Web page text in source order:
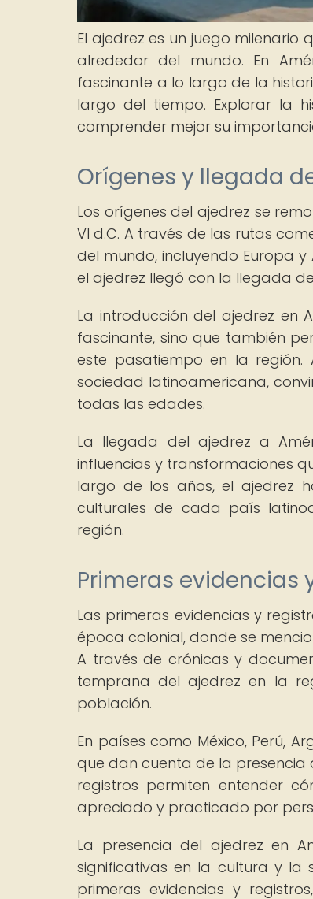
El ajedrez es un juego
alrededor del mundo. En
fascinante a lo largo de la
largo del tiempo. Explorar la
comprender mejor su
Orígenes y llegada
Los orígenes del ajedrez se
VI d.C. A través de las rutas
del mundo, incluyendo Europa
el ajedrez llegó con la llegada
La introducción del ajedrez en
fascinante, sino que también
este pasatiempo en la
sociedad latinoamericana,
todas las edades.
La llegada del ajedrez a
influencias y transformaciones
largo de los años, el ajedrez
culturales de cada país
región.
Primeras evidencias
Las primeras evidencias y
época colonial, donde se
A través de crónicas y
temprana del ajedrez en la
población.
En países como México, Perú,
que dan cuenta de la presencia
registros permiten entender
apreciado y practicado por
La presencia del ajedrez en
significativas en la cultura y la
primeras evidencias y